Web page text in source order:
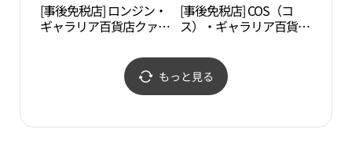
[事後免税店] ロンジン・
ギャラリア百貨店クァン
러리아백화점 광교점)
[事後免税店] COS（コ
ス）・ギャラリア百貨店
(COS 갤러리아백화점 광
교점)
もっと見る